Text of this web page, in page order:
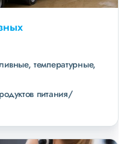
температурные,
питания/